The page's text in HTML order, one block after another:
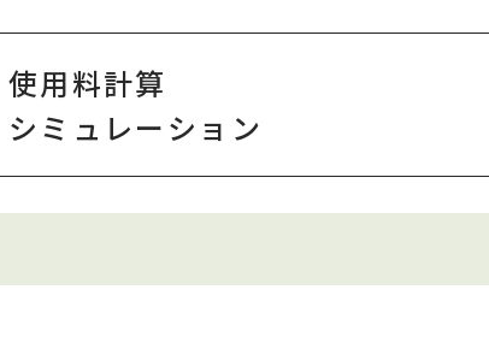
使用料計算
シミュレーション